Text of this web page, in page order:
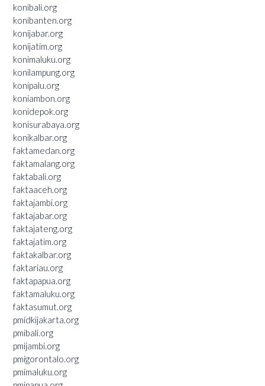
konibali.org
konibanten.org
konijabar.org
konijatim.org
konimaluku.org
konilampung.org
konipalu.org
koniambon.org
konidepok.org
konisurabaya.org
konikalbar.org
faktamedan.org
faktamalang.org
faktabali.org
faktaaceh.org
faktajambi.org
faktajabar.org
faktajateng.org
faktajatim.org
faktakalbar.org
faktariau.org
faktapapua.org
faktamaluku.org
faktasumut.org
pmidkijakarta.org
pmibali.org
pmijambi.org
pmigorontalo.org
pmimaluku.org